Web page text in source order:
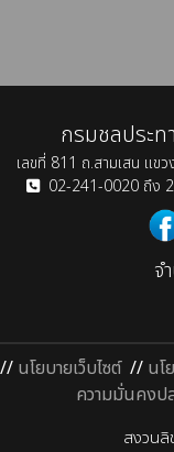
กรมชลประ
เลขที่ 811 ถ.สามเสน แข
02-241-0020 ถึง
จ
// นโยบายเว็บไซต์ // นโ
ความมั่นคงป
สงวน